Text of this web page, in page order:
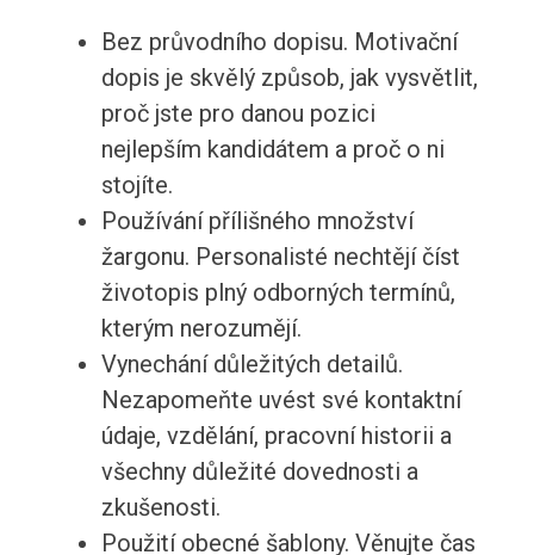
Bez průvodního dopisu. Motivační
dopis je skvělý způsob, jak vysvětlit,
proč jste pro danou pozici
nejlepším kandidátem a proč o ni
stojíte.
Používání přílišného množství
žargonu. Personalisté nechtějí číst
životopis plný odborných termínů,
kterým nerozumějí.
Vynechání důležitých detailů.
Nezapomeňte uvést své kontaktní
údaje, vzdělání, pracovní historii a
všechny důležité dovednosti a
zkušenosti.
Použití obecné šablony. Věnujte čas